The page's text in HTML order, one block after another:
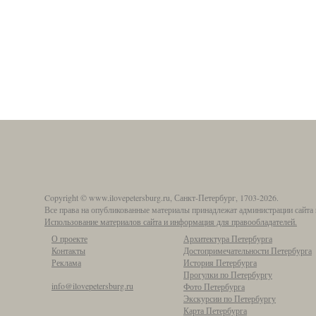
Copyright © www.ilovepetersburg.ru, Санкт-Петербург, 1703-2026.
Все права на опубликованные материалы принадлежат администрации сайта
Использование материалов сайта и информация для правообладателей.
О проекте
Контакты
Реклама
info@ilovepetersburg.ru
Архитектура Петербурга
Достопримечательности Петербурга
История Петербурга
Прогулки по Петербургу
Фото Петербурга
Экскурсии по Петербургу
Карта Петербурга